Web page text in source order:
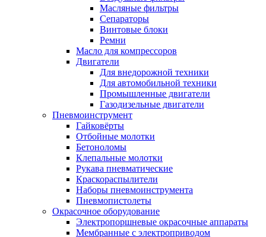
Масляные фильтры
Сепараторы
Винтовые блоки
Ремни
Масло для компрессоров
Двигатели
Для внедорожной техники
Для автомобильной техники
Промышленные двигатели
Газодизельные двигатели
Пневмоинструмент
Гайковёрты
Отбойные молотки
Бетоноломы
Клепальные молотки
Рукава пневматические
Краскораспылители
Наборы пневмоинструмента
Пневмопистолеты
Окрасочное оборудование
Электропоршневые окрасочные аппараты
Мембранные с электроприводом